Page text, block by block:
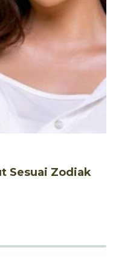
Sesuai Zodiak